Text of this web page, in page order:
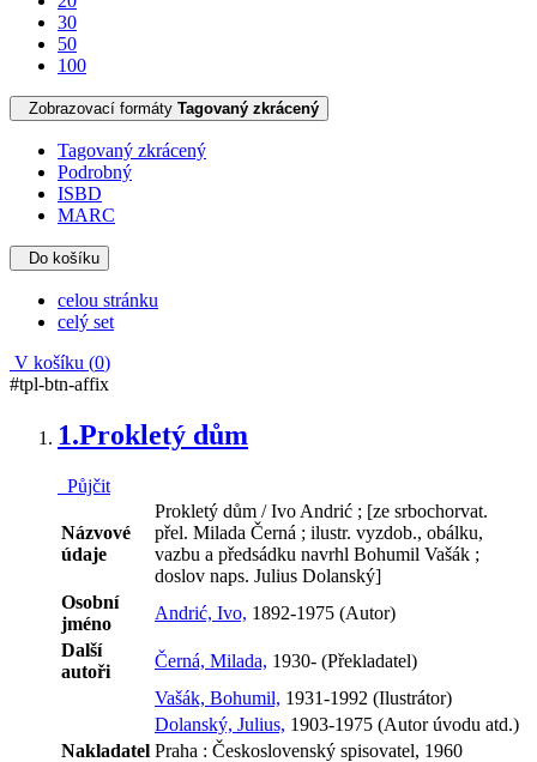
30
50
100
Zobrazovací formáty Tagovaný zkrácený
Tagovaný zkrácený
Podrobný
ISBD
MARC
Do košíku
celou stránku
celý set
V košíku (0)
#tpl-btn-affix
1.Prokletý dům
Půjčit
Názvové
údaje
Prokletý dům / Ivo Andrić ; [ze srbochorvat.
přel. Milada Černá ; ilustr. vyzdob., obálku,
vazbu a předsádku navrhl Bohumil Vašák ;
doslov naps. Julius Dolanský]
Osobní
jméno
Andrić, Ivo, 1892-1975 (Autor)
Další
autoři
Černá, Milada, 1930- (Překladatel)
Vašák, Bohumil, 1931-1992 (Ilustrátor)
Dolanský, Julius, 1903-1975 (Autor úvodu atd.)
Nakladatel Praha : Československý spisovatel, 1960